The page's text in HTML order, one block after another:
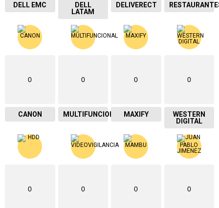
DELL EMC
DELL
LATAM
DELIVERECT
0
CANON
0
MULTIFUNCIONAL
0
MAXIFY
0
WESTERN
DIGITAL
0 0 0 0